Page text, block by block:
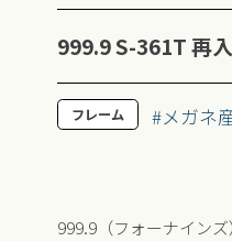
999.9 S-361T 再
フレーム #メガネ
999.9（フォーナイン